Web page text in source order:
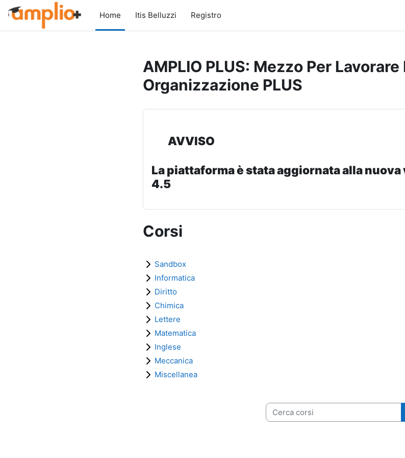
Vai al contenuto principale
Home
Itis Belluzzi Registro
AMPLIO PLUS: Mezzo Per
Organizzazione PLUS
AVVISO
La piattaforma è stata aggiornata alla
4.5
Corsi
Sandbox
Informatica
Diritto
Chimica
Lettere
Matematica
Inglese
Meccanica
Miscellanea
Cerca corsi